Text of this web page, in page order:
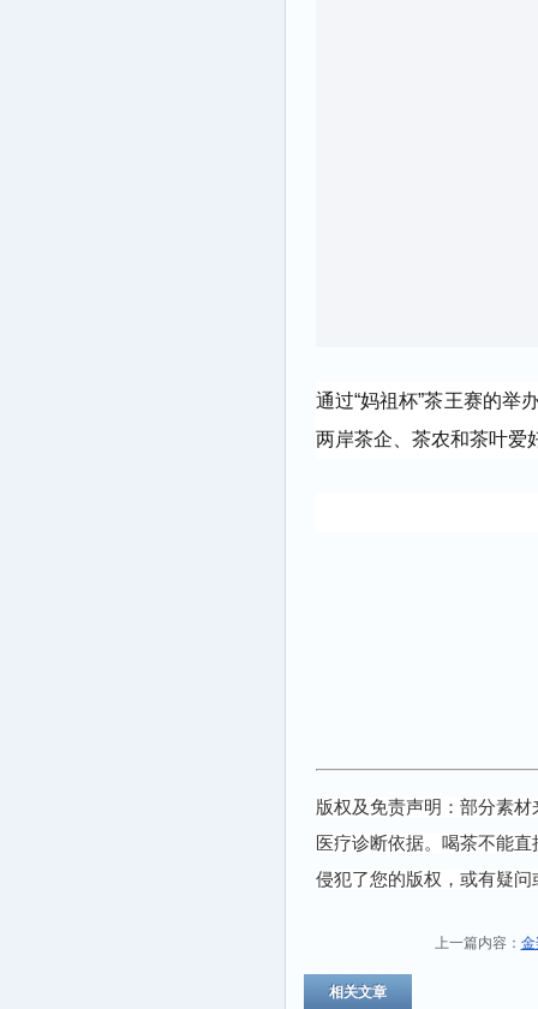
通过“妈祖杯”茶王赛的举
两岸茶企、茶农和茶叶爱
版权及免责声明：部分素
医疗诊断依据。喝茶不能
侵犯了您的版权，或有疑
上一篇内容： 金
相关文章